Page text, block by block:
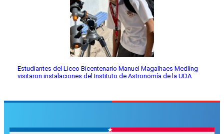
Estudiantes del Liceo Bicentenario Manuel Magalhaes Medling
visitaron instalaciones del Instituto de Astronomía de la UDA